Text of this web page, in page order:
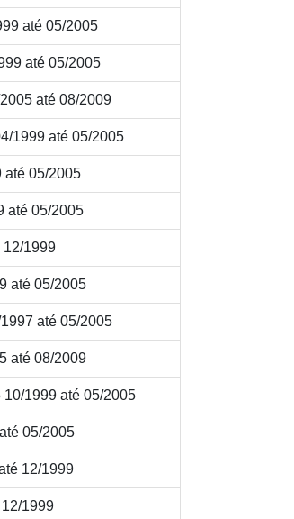
até 05/2005
até 05/2005
até 08/2009
1999 até 05/2005
até 05/2005
até 05/2005
12/1999
até 05/2005
até 05/2005
até 08/2009
1999 até 05/2005
05/2005
12/1999
1999